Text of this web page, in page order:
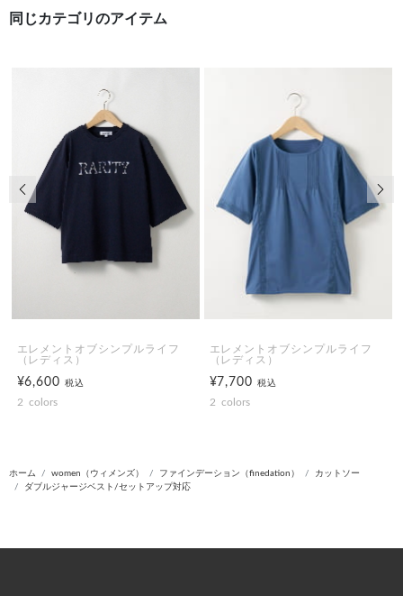
同じカテゴリのアイテム
エレメントオブシンプルライフ
（レディス）
¥6,600税込
2 colors
エレメントオブシンプルライフ
（レディス）
¥7,700税込
2 colors
前の画像
ホーム women（ウィメンズ） ファインデーション（finedation）
カットソー
ダブルジャージベスト/セットアップ対応